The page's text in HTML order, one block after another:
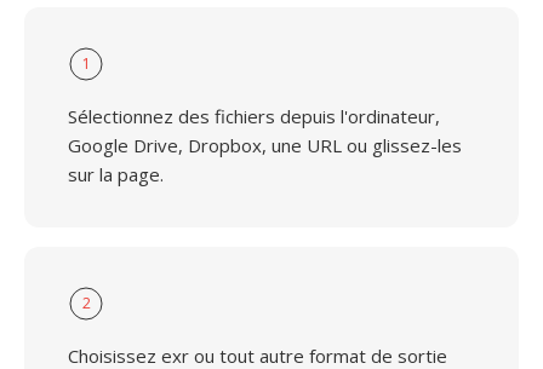
1
Sélectionnez des fichiers depuis l'ordinateur,
Google Drive, Dropbox, une URL ou glissez-les
sur la page.
2
Choisissez exr ou tout autre format de sortie